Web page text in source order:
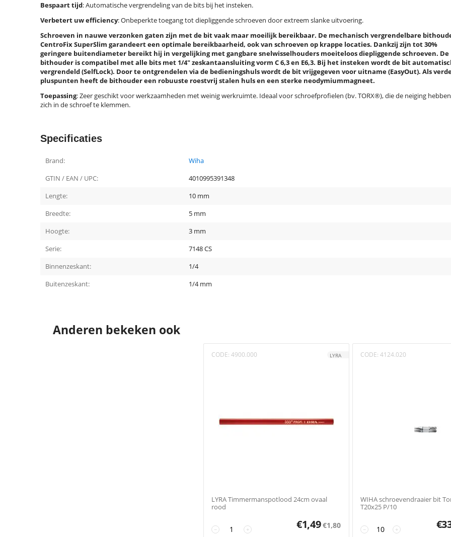
Bespaart tijd: Automatische vergrendeling van de bits bij het insteken.
Verbetert uw efficiency: Onbeperkte toegang tot diepliggende schroeven door extreem slanke uitvoering.
Schroeven in nauwe verzonken gaten zijn met de bit vaak maar moeilijk bereikbaar. De mechanisch vergrendelbare
CentroFix SuperSlim garandeert een optimale bereikbaarheid, ook van schroeven op krappe locaties. Dankzij zijn tot 30%
geringere buitendiameter bereikt hij in vergelijking met gangbare snelwisselhouders moeiteloos diepliggende schroeven. De
bithouder is compatibel met alle bits met 1/4" zeskantaansluiting vorm C 6,3 en E6,3. Bij het insteken wordt de bit
vergrendeld (SelfLock). Door te ontgrendelen via de bedieningshuls wordt de bit vrijgegeven voor uitname (EasyOut). Als
pluspunten heeft de bithouder een robuuste roestvrij stalen huls en een sterke neodymiummagneet.
Toepassing: Zeer geschikt voor werkzaamheden met weinig werkruimte. Ideaal voor schroefprofielen (bv. TORX®), die de neiging
zich in de schroef te klemmen.
Specificaties
Brand:
Wiha
GTIN / EAN / UPC:
4010995391348
Lengte:
10 mm
Breedte:
5 mm
Hoogte:
3 mm
Serie:
7148 CS
Binnenzeskant:
1/4
Buitenzeskant:
1/4 mm
Anderen bekeken ook
CODE: 4900.000 LYRA
LYRA Timmermanspotlood 24cm ovaal
rood
+
− €1,49 €1,80
CODE: 4124.020
WIHA schroevendraaier bit
T20x25 P/10
+
− €